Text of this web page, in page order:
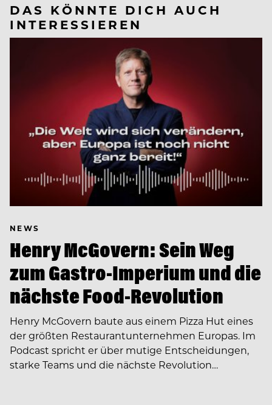
DAS KÖNNTE DICH AUCH
INTERESSIEREN
NEWS
Henry McGovern: Sein Weg
zum Gastro-Imperium und die
nächste Food-Revolution
Henry McGovern baute aus einem Pizza Hut eines
der größten Restaurantunternehmen Europas. Im
Podcast spricht er über mutige Entscheidungen,
starke Teams und die nächste Revolution…